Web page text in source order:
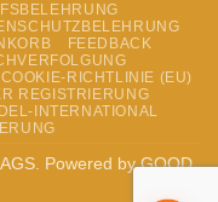
FEEDBACK
COOKIE-RICHTLINIE (EU)
REGISTRIERUNG
INTERNATIONAL
Powered by GOOD